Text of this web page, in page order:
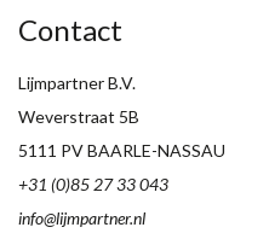
Contact
Lijmpartner B.V.
Weverstraat 5B
5111 PV BAARLE-NASSAU
+31 (0)85 27 33 043
info@lijmpartner.nl